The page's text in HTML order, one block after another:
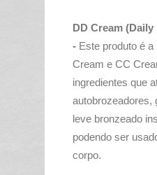
DD Cream
- Este produto é a
Cream e CC
ingredientes que
autobrozeadores,
leve bronzeado
podendo ser
corpo.